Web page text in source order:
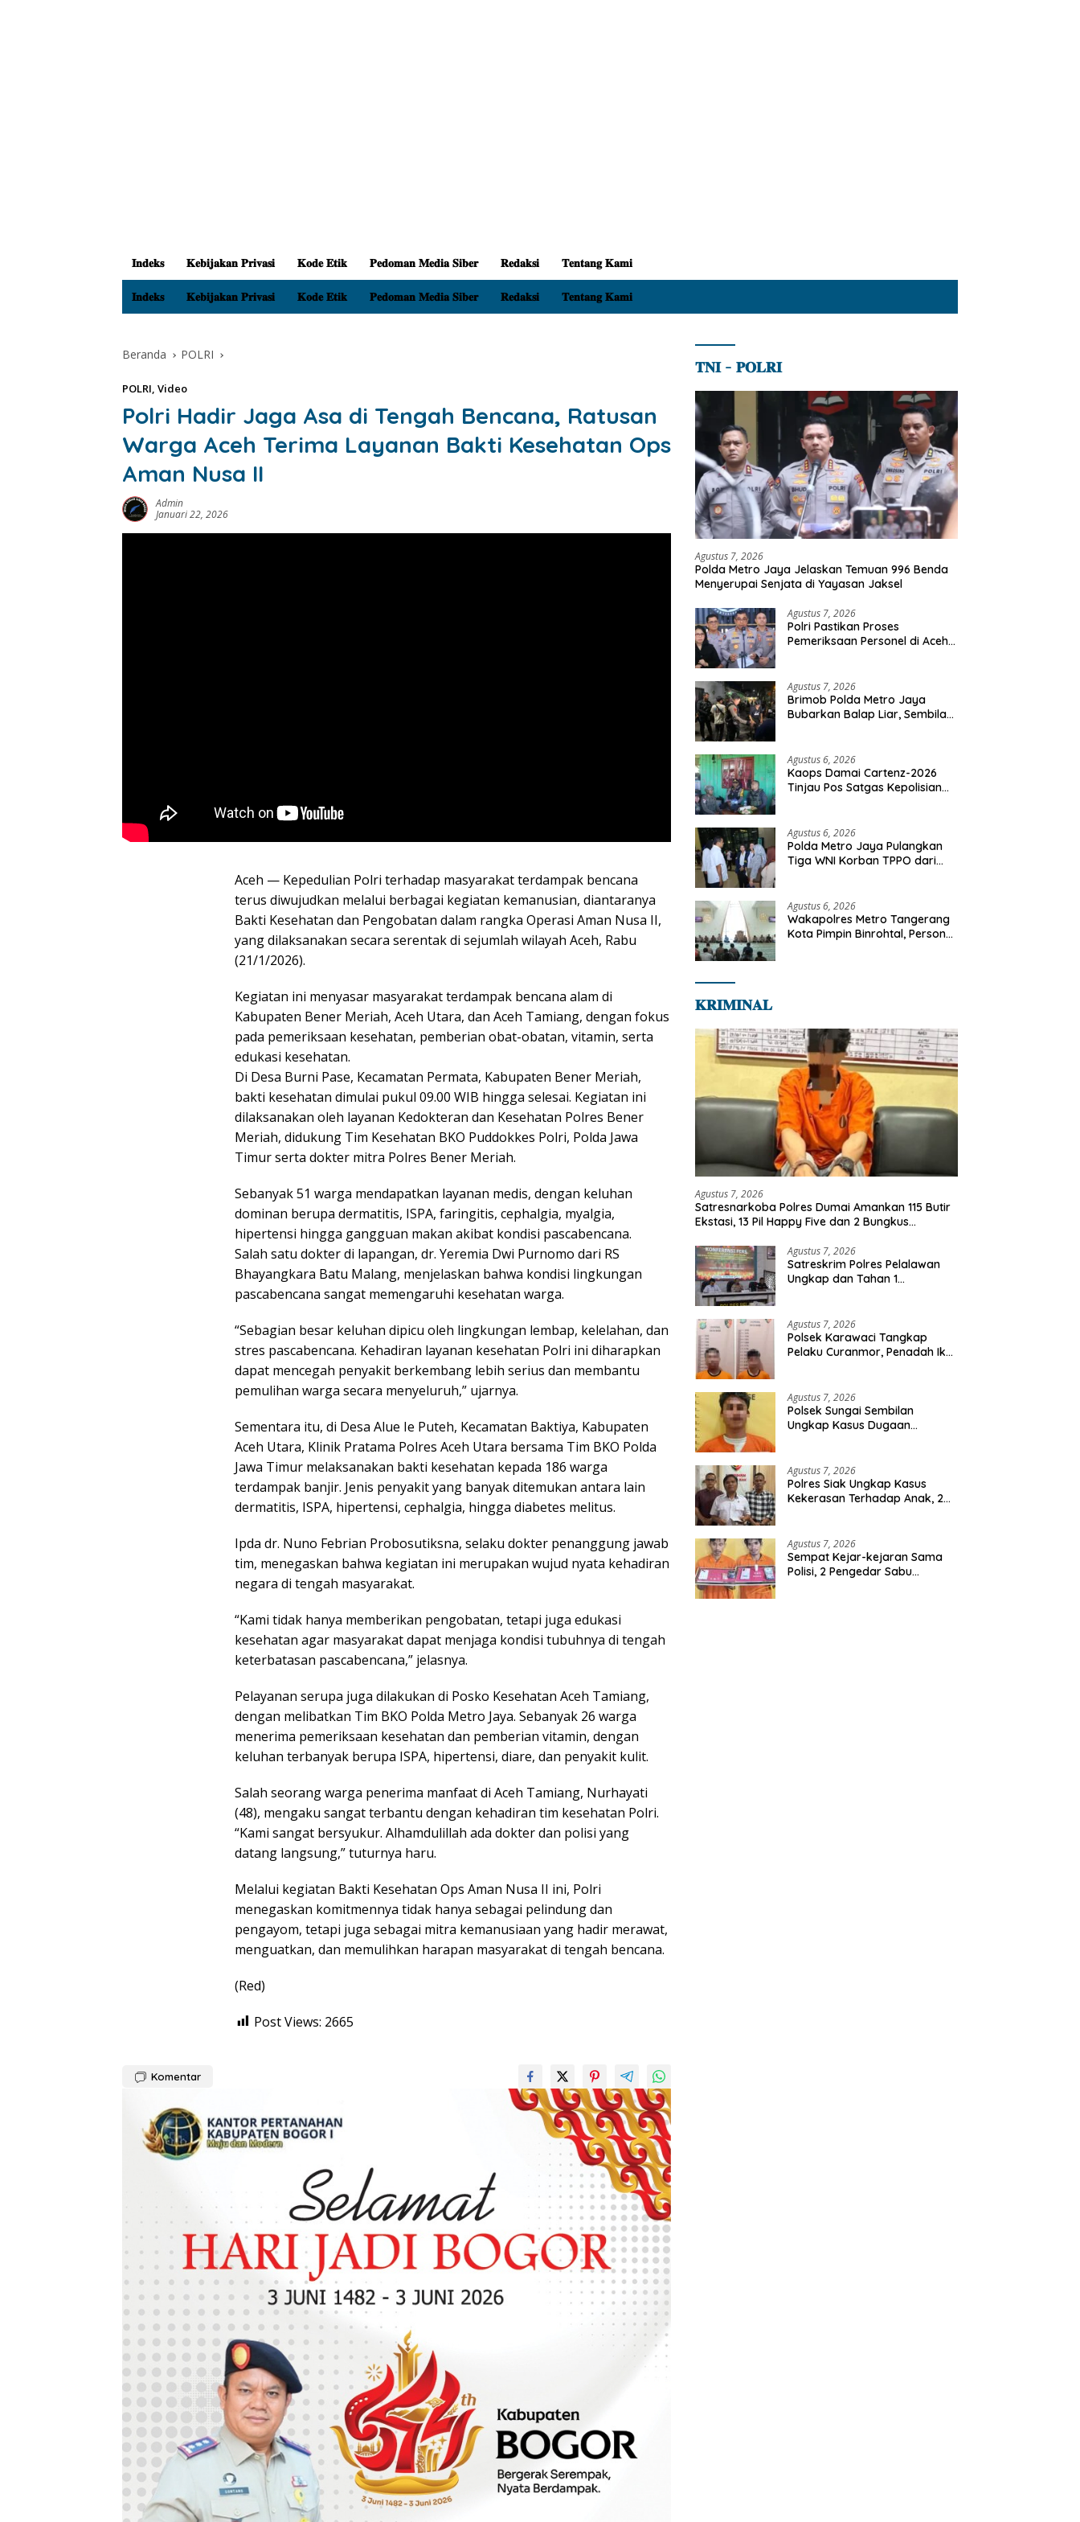
𝐈𝐧𝐝𝐞𝐤𝐬 𝐊𝐞𝐛𝐢𝐣𝐚𝐤𝐚𝐧 𝐏𝐫𝐢𝐯𝐚𝐬𝐢 𝐊𝐨𝐝𝐞 𝐄𝐭𝐢𝐤 𝐏𝐞𝐝𝐨𝐦𝐚𝐧 𝐌𝐞𝐝𝐢𝐚 𝐒𝐢𝐛𝐞𝐫 𝐑𝐞𝐝𝐚𝐤𝐬𝐢 𝐓𝐞𝐧𝐭𝐚𝐧𝐠 𝐊𝐚𝐦𝐢
𝐈𝐧𝐝𝐞𝐤𝐬 𝐊𝐞𝐛𝐢𝐣𝐚𝐤𝐚𝐧 𝐏𝐫𝐢𝐯𝐚𝐬𝐢 𝐊𝐨𝐝𝐞 𝐄𝐭𝐢𝐤 𝐏𝐞𝐝𝐨𝐦𝐚𝐧 𝐌𝐞𝐝𝐢𝐚 𝐒𝐢𝐛𝐞𝐫 𝐑𝐞𝐝𝐚𝐤𝐬𝐢 𝐓𝐞𝐧𝐭𝐚𝐧𝐠 𝐊𝐚𝐦𝐢
Beranda POLRI
POLRI, Video
Polri Hadir Jaga Asa di Tengah Bencana, Ratusan
Warga Aceh Terima Layanan Bakti Kesehatan Ops
Aman Nusa II
Admin
Januari 22, 2026
Aceh — Kepedulian Polri terhadap masyarakat terdampak bencana
terus diwujudkan melalui berbagai kegiatan kemanusian, diantaranya
Bakti Kesehatan dan Pengobatan dalam rangka Operasi Aman Nusa II,
yang dilaksanakan secara serentak di sejumlah wilayah Aceh, Rabu
(21/1/2026).
Kegiatan ini menyasar masyarakat terdampak bencana alam di
Kabupaten Bener Meriah, Aceh Utara, dan Aceh Tamiang, dengan fokus
pada pemeriksaan kesehatan, pemberian obat-obatan, vitamin, serta
edukasi kesehatan.
Di Desa Burni Pase, Kecamatan Permata, Kabupaten Bener Meriah,
bakti kesehatan dimulai pukul 09.00 WIB hingga selesai. Kegiatan ini
dilaksanakan oleh layanan Kedokteran dan Kesehatan Polres Bener
Meriah, didukung Tim Kesehatan BKO Puddokkes Polri, Polda Jawa
Timur serta dokter mitra Polres Bener Meriah.
Sebanyak 51 warga mendapatkan layanan medis, dengan keluhan
dominan berupa dermatitis, ISPA, faringitis, cephalgia, myalgia,
hipertensi hingga gangguan makan akibat kondisi pascabencana.
Salah satu dokter di lapangan, dr. Yeremia Dwi Purnomo dari RS
Bhayangkara Batu Malang, menjelaskan bahwa kondisi lingkungan
pascabencana sangat memengaruhi kesehatan warga.
“Sebagian besar keluhan dipicu oleh lingkungan lembap, kelelahan, dan
stres pascabencana. Kehadiran layanan kesehatan Polri ini diharapkan
dapat mencegah penyakit berkembang lebih serius dan membantu
pemulihan warga secara menyeluruh,” ujarnya.
Sementara itu, di Desa Alue Ie Puteh, Kecamatan Baktiya, Kabupaten
Aceh Utara, Klinik Pratama Polres Aceh Utara bersama Tim BKO Polda
Jawa Timur melaksanakan bakti kesehatan kepada 186 warga
terdampak banjir. Jenis penyakit yang banyak ditemukan antara lain
dermatitis, ISPA, hipertensi, cephalgia, hingga diabetes melitus.
Ipda dr. Nuno Febrian Probosutiksna, selaku dokter penanggung jawab
tim, menegaskan bahwa kegiatan ini merupakan wujud nyata kehadiran
negara di tengah masyarakat.
“Kami tidak hanya memberikan pengobatan, tetapi juga edukasi
kesehatan agar masyarakat dapat menjaga kondisi tubuhnya di tengah
keterbatasan pascabencana,” jelasnya.
Pelayanan serupa juga dilakukan di Posko Kesehatan Aceh Tamiang,
dengan melibatkan Tim BKO Polda Metro Jaya. Sebanyak 26 warga
menerima pemeriksaan kesehatan dan pemberian vitamin, dengan
keluhan terbanyak berupa ISPA, hipertensi, diare, dan penyakit kulit.
Salah seorang warga penerima manfaat di Aceh Tamiang, Nurhayati
(48), mengaku sangat terbantu dengan kehadiran tim kesehatan Polri.
“Kami sangat bersyukur. Alhamdulillah ada dokter dan polisi yang
datang langsung,” tuturnya haru.
Melalui kegiatan Bakti Kesehatan Ops Aman Nusa II ini, Polri
menegaskan komitmennya tidak hanya sebagai pelindung dan
pengayom, tetapi juga sebagai mitra kemanusiaan yang hadir merawat,
menguatkan, dan memulihkan harapan masyarakat di tengah bencana.
(Red)
Post Views: 2665
Komentar
𝐓𝐍𝐈 – 𝐏𝐎𝐋𝐑𝐈
Agustus 7, 2026
Polda Metro Jaya Jelaskan Temuan 996 Benda
Menyerupai Senjata di Yayasan Jaksel
Agustus 7, 2026
Polri Pastikan Proses
Pemeriksaan Personel di Aceh
Agustus 7, 2026
Brimob Polda Metro Jaya
Bubarkan Balap Liar, Sembilan
Agustus 6, 2026
Kaops Damai Cartenz-2026
Tinjau Pos Satgas Kepolisian
Bersama Masyarakat
Agustus 6, 2026
Polda Metro Jaya Pulangkan
Tiga WNI Korban TPPO dari
Agustus 6, 2026
Wakapolres Metro Tangerang
Kota Pimpin Binrohtal, Personel
𝐊𝐑𝐈𝐌𝐈𝐍𝐀𝐋
Agustus 7, 2026
Satresnarkoba Polres Dumai Amankan 115 Butir
Ekstasi, 13 Pil Happy Five dan 2 Bungkus
Agustus 7, 2026
Satreskrim Polres Pelalawan
Ungkap dan Tahan 1
Agustus 7, 2026
Polsek Karawaci Tangkap
Pelaku Curanmor, Penadah Ikut
Agustus 7, 2026
Polsek Sungai Sembilan
Ungkap Kasus Dugaan
Berhasil Diamankan
Agustus 7, 2026
Polres Siak Ungkap Kasus
Kekerasan Terhadap Anak, 2
Agustus 7, 2026
Sempat Kejar-kejaran Sama
Polisi, 2 Pengedar Sabu